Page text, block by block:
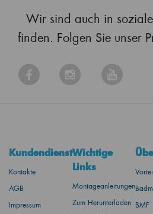
Wir sind auch in
finden. Folgen Sie unser
Kundendienst
Kontakte
AGB
Impressum
Wichtige
Links
Montageanleitungen
Zum Herunterladen BMF